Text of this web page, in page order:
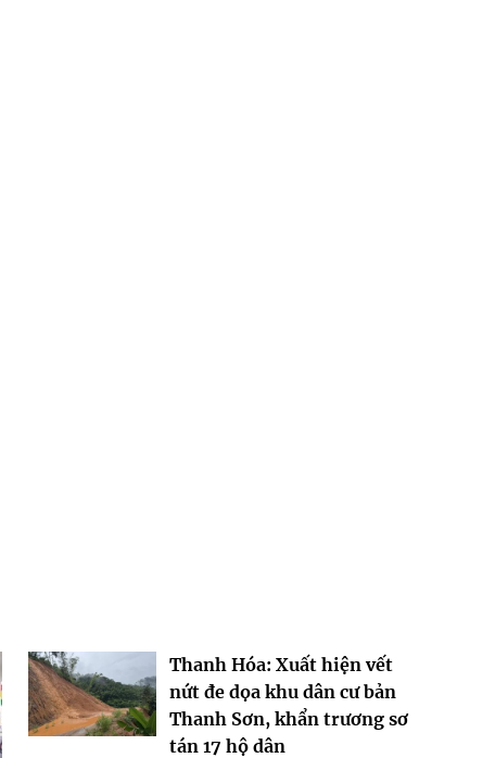
Thanh Hóa: Xuất hiện vết
nứt đe dọa khu dân cư bản
Thanh Sơn, khẩn trương sơ
tán 17 hộ dân